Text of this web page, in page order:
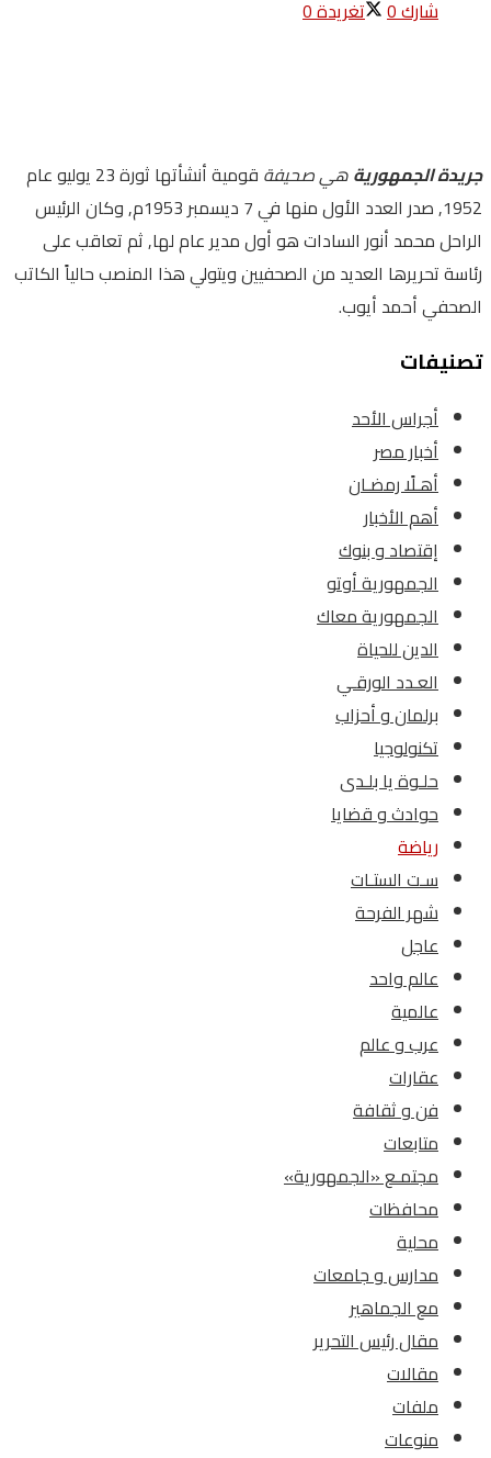
شارك0 تغريدة0
جريدة الجمهوريةهي صحيفة
قومية أنشأتها ثورة 23 يوليو عام
1952, صدر العدد الأول منها في 7 ديسمبر 1953م, وكان الرئيس
الراحل محمد أنور السادات هو أول مدير عام لها, ثم تعاقب على
رئاسة تحريرها العديد من الصحفيين ويتولي هذا المنصب حالياً الكاتب
الصحفي أحمد أيوب.
تصنيفات
أجراس الأحد
أخبار مصر
أهـلًا رمضـان
أهم الأخبار
إقتصاد و بنوك
الجمهورية أوتو
الجمهورية معاك
الدين للحياة
العـدد الورقـي
برلمان و أحزاب
تكنولوجيا
حلـوة يا بلـدى
حوادث و قضايا
رياضة
سـت الستـات
شهر الفرحة
عاجل
عالم واحد
عالمية
عرب و عالم
عقارات
فن و ثقافة
متابعات
مجتمـع «الجمهورية»
محافظات
محلية
مدارس و جامعات
مع الجماهير
مقال رئيس التحرير
مقالات
ملفات
منوعات